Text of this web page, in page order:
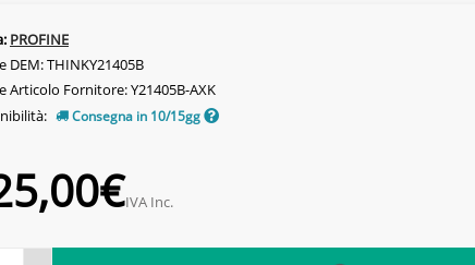
PROFINE
DEM: THINKY21405B
Articolo Fornitore: Y21405B-AXK
Consegna in 10/15gg
IVA Inc.